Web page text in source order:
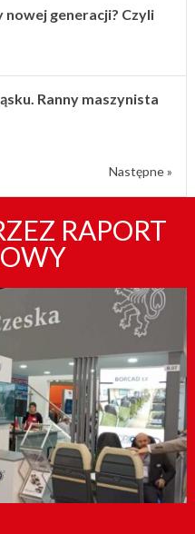
nowej generacji? Czyli
Ranny maszynista
Następne »
RAPORT